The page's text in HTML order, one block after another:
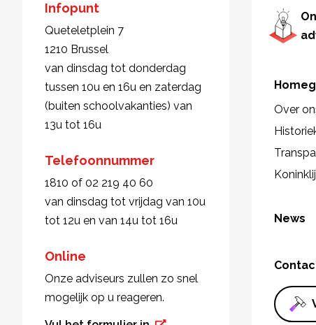
Infopunt
Queteletplein 7
1210 Brussel
van dinsdag tot donderdag
tussen 10u en 16u en zaterdag
(buiten schoolvakanties) van
13u tot 16u
Telefoonnummer
1810 of 02 219 40 60
van dinsdag tot vrijdag van 10u
tot 12u en van 14u tot 16u
Online
Onze adviseurs zullen zo snel
mogelijk op u reageren.
Over
News